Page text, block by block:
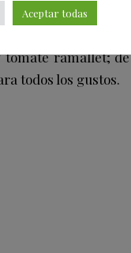
,Croquetas
tomate ramallet; de
todos los gustos.
Aceptar todas